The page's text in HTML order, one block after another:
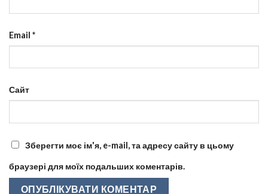
Email *
Сайт
Зберегти моє ім'я, e-mail, та адресу сайту в цьому
браузері для моїх подальших коментарів.